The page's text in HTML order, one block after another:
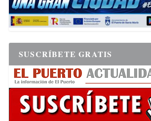
SUSCRÍBETE GRATIS